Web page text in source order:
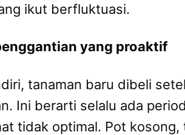
ikut berfluktuasi.
yang proaktif
tanaman baru dibeli
Ini berarti selalu ada
tidak optimal. Pot